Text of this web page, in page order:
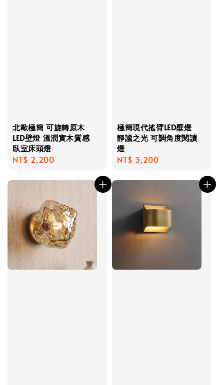
北歐極簡 可旋轉原木
LED壁燈 溫潤實木質感
臥室床頭燈
Regular
NT$ 2,200
極簡現代搖臂LED壁燈
靜謐之光 可調角度閱讀
燈
Regular
NT$ 3,200